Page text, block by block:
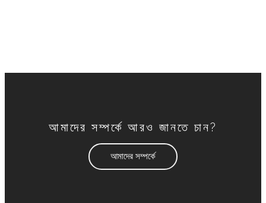
আমাদের সম্পর্কে আরও জানতে চান?
আমাদের সম্পর্কে